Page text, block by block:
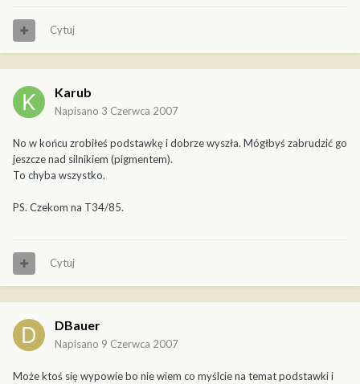
Cytuj
Karub
Napisano 3 Czerwca 2007
No w końcu zrobiłeś podstawkę i dobrze wyszła. Mógłbyś zabrudzić go
jeszcze nad silnikiem (pigmentem).
To chyba wszystko.
PS. Czekom na T34/85.
Cytuj
DBauer
Napisano 9 Czerwca 2007
Może ktoś się wypowie bo nie wiem co myślcie na temat podstawki i